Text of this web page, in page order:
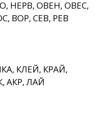
НЕРВ, ОВЕН, ОВЕС,
ВОР, СЕВ, РЕВ
КЛЕЙ, КРАЙ,
АКР, ЛАЙ